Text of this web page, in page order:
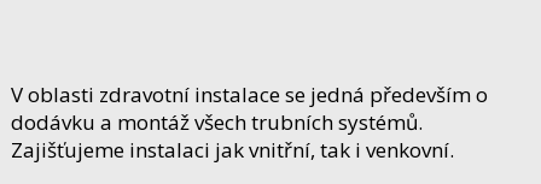
V oblasti zdravotní instalace se jedná především o
dodávku a montáž všech trubních systémů.
Zajišťujeme instalaci jak vnitřní, tak i venkovní.